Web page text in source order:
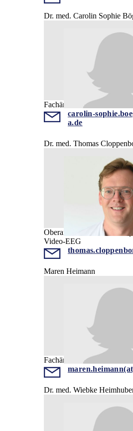
Dr. med. Carolin Sophie
Fachärztin
carolin-
a.de
Dr. med. Thomas
Oberarzt, Ärztlicher Leiter
Video-EEG
Maren Heimann
Fachärztin
Dr. med. Wiebke